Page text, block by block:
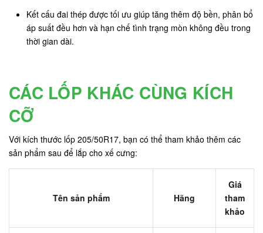
Kết cấu đai thép được tối ưu giúp tăng thêm độ bền, phân bổ
áp suất đều hơn và hạn chế tình trạng mòn không đều trong
thời gian dài.
CÁC LỐP KHÁC CÙNG KÍCH
CỠ
Với kích thước lốp 205/50R17, bạn có thể tham khảo thêm các
sản phẩm sau để lắp cho xế cưng:
Tên sản phẩm Hãng
Giá
tham
khảo